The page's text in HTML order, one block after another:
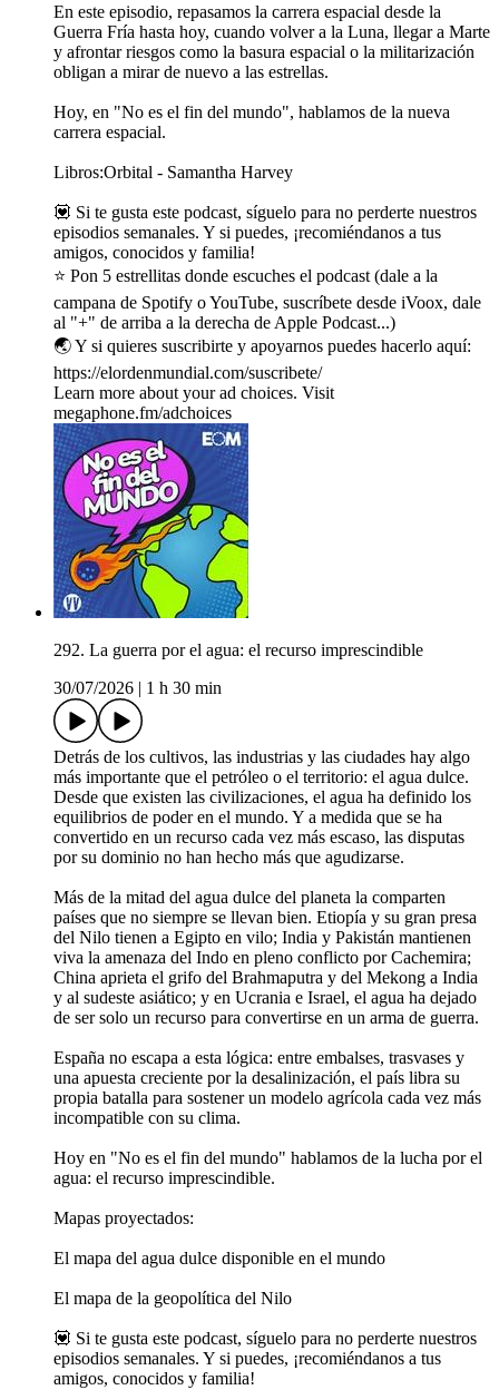
En este episodio, repasamos la carrera espacial desde la
Guerra Fría hasta hoy, cuando volver a la Luna, llegar a Marte
y afrontar riesgos como la basura espacial o la militarización
obligan a mirar de nuevo a las estrellas.
Hoy, en "No es el fin del mundo", hablamos de la nueva
carrera espacial.
Libros:Orbital - Samantha Harvey
💟 Si te gusta este podcast, síguelo para no perderte nuestros
episodios semanales. Y si puedes, ¡recomiéndanos a tus
amigos, conocidos y familia!
⭐️ Pon 5 estrellitas donde escuches el podcast (dale a la
campana de Spotify o YouTube, suscríbete desde iVoox, dale
al "+" de arriba a la derecha de Apple Podcast...)
🌏 Y si quieres suscribirte y apoyarnos puedes hacerlo aquí:
https://elordenmundial.com/suscribete/
Learn more about your ad choices. Visit
megaphone.fm/adchoices
292. La guerra por el agua: el recurso imprescindible
30/07/2026
1 h 30 min
Detrás de los cultivos, las industrias y las ciudades hay algo
más importante que el petróleo o el territorio: el agua dulce.
Desde que existen las civilizaciones, el agua ha definido los
equilibrios de poder en el mundo. Y a medida que se ha
convertido en un recurso cada vez más escaso, las disputas
por su dominio no han hecho más que agudizarse.
Más de la mitad del agua dulce del planeta la comparten
países que no siempre se llevan bien. Etiopía y su gran presa
del Nilo tienen a Egipto en vilo; India y Pakistán mantienen
viva la amenaza del Indo en pleno conflicto por Cachemira;
China aprieta el grifo del Brahmaputra y del Mekong a India
y al sudeste asiático; y en Ucrania e Israel, el agua ha dejado
de ser solo un recurso para convertirse en un arma de guerra.
España no escapa a esta lógica: entre embalses, trasvases y
una apuesta creciente por la desalinización, el país libra su
propia batalla para sostener un modelo agrícola cada vez más
incompatible con su clima.
Hoy en "No es el fin del mundo" hablamos de la lucha por el
agua: el recurso imprescindible.
Mapas proyectados:
El mapa del agua dulce disponible en el mundo
El mapa de la geopolítica del Nilo
💟 Si te gusta este podcast, síguelo para no perderte nuestros
episodios semanales. Y si puedes, ¡recomiéndanos a tus
amigos, conocidos y familia!